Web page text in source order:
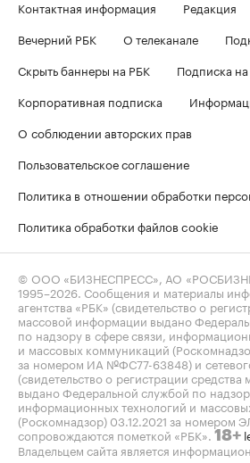
Контактная информация Редакция
Вечерний РБК
О телеканале
Скрыть баннеры на РБК
Подписка
Корпоративная подписка
О соблюдении авторских прав
Пользовательское соглашение
Политика в отношении обработки
Политика обработки файлов cookie
© ООО «БИЗНЕСПРЕСС», АО
1995–2026 . Сообщения и материалы
агентства «РБК» (свидетельство о
массовой информации выдано
по надзору в сфере связи,
и массовых коммуникаций
за номером ИА №ФС77-63848) и
(свидетельство о регистрации
выдано Федеральной службой по
информационных технологий и
(Роскомнадзор) 03.12.2021 за номером
сопровождаются пометкой «РБК». 18+
Владельцем сайта является